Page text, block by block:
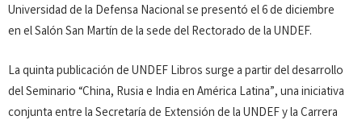
Universidad de la Defensa Nacional se presentó el 6 de diciembre
en el Salón San Martín de la sede del Rectorado de la UNDEF.
La quinta publicación de UNDEF Libros surge a partir del desarrollo
del Seminario “China, Rusia e India en América Latina”, una iniciativa
conjunta entre la Secretaría de Extensión de la UNDEF y la Carrera